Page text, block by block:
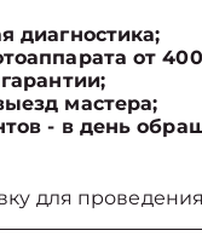
диагностика;
от
мастера;
- в день
для